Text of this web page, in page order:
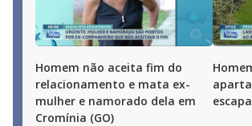
Homem não aceita fim do
relacionamento e mata ex-
mulher e namorado dela em
Cromínia (GO)